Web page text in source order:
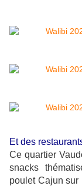
Et des
Ce quartier
snacks
poulet Cajun sur